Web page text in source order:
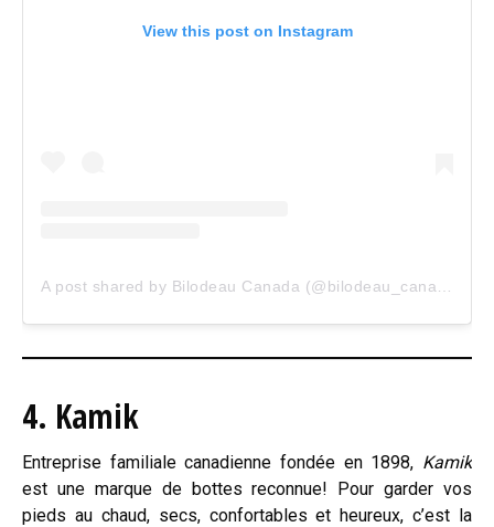
View this post on Instagram
4. Kamik
Entreprise familiale canadienne fondée en 1898, Kamik
est une marque de bottes reconnue! Pour garder vos
pieds au chaud, secs, confortables et heureux, c’est la